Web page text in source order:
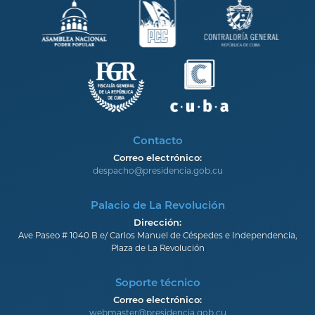
Contacto
Correo electrónico:
despacho@presidencia.gob.cu
Palacio de La Revolución
Dirección:
Ave Paseo # 1040 B e/ Carlos Manuel de Céspedes e Independencia,
Plaza de La Revolución
Soporte técnico
Correo electrónico:
webmaster@presidencia.gob.cu